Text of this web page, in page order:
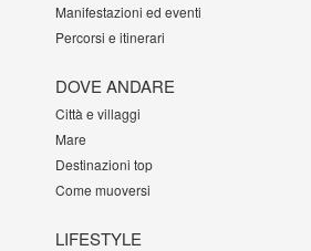
Manifestazioni ed eventi
Percorsi e itinerari
DOVE ANDARE
Città e villaggi
Mare
Destinazioni top
Come muoversi
LIFESTYLE